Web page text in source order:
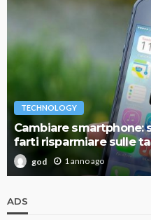
TECHNOLOGY
Cambiare smartphone:
farti risparmiare sulle
god 1 anno ago
ADS